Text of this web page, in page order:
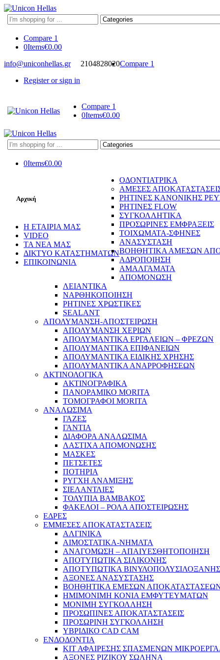
Search
here
Compare 1
0Items€0.00
info@uniconhellas.gr
2104828020Compare 1
Register or sign in
Compare 1
0Items€0.00
Search
here
0Items€0.00
Αρχική
Η ΕΤΑΙΡΙΑ ΜΑΣ
VIDEO
ΤΑ ΝΕΑ ΜΑΣ
ΔΙΚΤΥΟ ΚΑΤΑΣΤΗΜΑΤΩΝ
ΕΠΙΚΟΙΝΩΝΙΑ
ΟΔΟΝΤΙΑΤΡΙΚΑ
ΑΜΕΣΕΣ
ΡΗΤΙΝΕΣ ΚΑΝΟΝΙΚΗΣ
ΡΗΤΙΝΕΣ FLOW
ΣΥΓΚΟΛΛΗΤΙΚΑ
ΠΡΟΣΩΡΙΝΕΣ ΕΜΦΡΑΞΕΙΣ
ΤΟΙΧΩΜΑΤΑ-ΣΦΗΝΕΣ
ΑΝΑΣΥΣΤΑΣΗ
ΒΟΗΘΗΤΙΚΑ ΑΜΕΣΩΝ
ΑΔΡΟΠΟΙΗΣΗ
ΑΜΑΛΓΑΜΑΤΑ
ΑΠΟΜΟΝΩΣΗ
ΛΕΙΑΝΤΙΚΑ
ΝΑΡΘΗΚΟΠΟΙΗΣΗ
ΡΗΤΙΝΕΣ ΧΡΩΣΤΙΚΕΣ
SEALANT
ΑΠΟΛΥΜΑΝΣΗ-ΑΠΟΣΤΕΙΡΩΣΗ
ΑΠΟΛΥΜΑΝΣΗ ΧΕΡΙΩΝ
ΑΠΟΛΥΜΑΝΤΙΚΑ ΕΡΓΑΛΕΙΩΝ – ΦΡΕΖΩΝ
ΑΠΟΛΥΜΑΝΤΙΚΑ ΕΠΙΦΑΝΕΙΩΝ
ΑΠΟΛΥΜΑΝΤΙΚΑ ΕΙΔΙΚΗΣ ΧΡΗΣΗΣ
ΑΠΟΛΥΜΑΝΤΙΚΑ ΑΝΑΡΡΟΦΗΣΕΩΝ
ΑΚΤΙΝΟΛΟΓΙΚΑ
ΑΚΤΙΝΟΓΡΑΦΙΚΑ
ΠΑΝΟΡΑΜΙΚΟ MORITA
ΤΟΜΟΓΡΑΦΟΙ MORITA
ΑΝΑΛΩΣΙΜΑ
ΓΑΖΕΣ
ΓΑΝΤΙΑ
ΔΙΑΦΟΡΑ ΑΝΑΛΩΣΙΜΑ
ΛΑΣΤΙΧΑ ΑΠΟΜΟΝΩΣΗΣ
ΜΑΣΚΕΣ
ΠΕΤΣΕΤΕΣ
ΠΟΤΗΡΙΑ
ΡΥΓΧΗ ΑΝΑΜΙΞΗΣ
ΣΙΕΛΑΝΤΛΙΕΣ
ΤΟΛΥΠΙΑ ΒΑΜΒΑΚΟΣ
ΦΑΚΕΛΟΙ – ΡΟΛΑ ΑΠΟΣΤΕΙΡΩΣΗΣ
ΕΔΡΕΣ
ΕΜΜΕΣΕΣ ΑΠΟΚΑΤΑΣΤΑΣΕΙΣ
ΑΛΓΙΝΙΚΑ
ΑΙΜΟΣΤΑΤΙΚΑ-ΝΗΜΑΤΑ
ΑΝΑΓΟΜΩΣΗ – ΑΠΑΙΥΕΣΘΗΤΟΠΟΙΗΣΗ
ΑΠΟΤΥΠΩΤΙΚΑ ΣΙΛΙΚΟΝΗΣ
ΑΠΟΤΥΠΩΤΙΚΑ ΒΙΝΥΛΟΠΟΛΥΣΙΛΟΞΑΝΗΣ
ΑΞΟΝΕΣ ΑΝΑΣΥΣΤΑΣΗΣ
ΒΟΗΘΗΤΙΚΑ ΕΜΕΣΩΝ
ΗΜΙΜΟΝΙΜΗ ΚΟΝΙΑ ΕΜΦΥΤΕΥΜΑΤΩΝ
ΜΟΝΙΜΗ ΣΥΓΚΟΛΛΗΣΗ
ΠΡΟΣΩΠΙΝΕΣ ΑΠΟΚΑΤΑΣΤΑΣΕΙΣ
ΠΡΟΣΩΡΙΝΗ ΣΥΓΚΟΛΛΗΣΗ
ΥΒΡΙΔΙΚΟ CAD CAM
ΕΝΔΟΔΟΝΤΙΑ
ΚΙΤ ΑΦΑΙΡΕΣΗΣ ΣΠΑΣΜΕΝΩΝ
ΑΞΟΝΕΣ ΡΙΖΙΚΟΥ ΣΩΛΗΝΑ